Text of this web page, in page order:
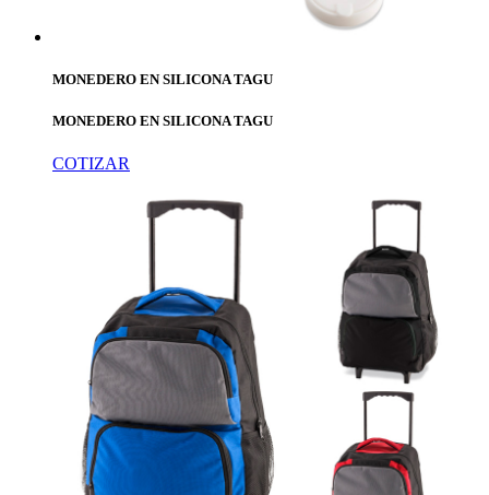
MONEDERO EN SILICONA TAGU
MONEDERO EN SILICONA TAGU
COTIZAR